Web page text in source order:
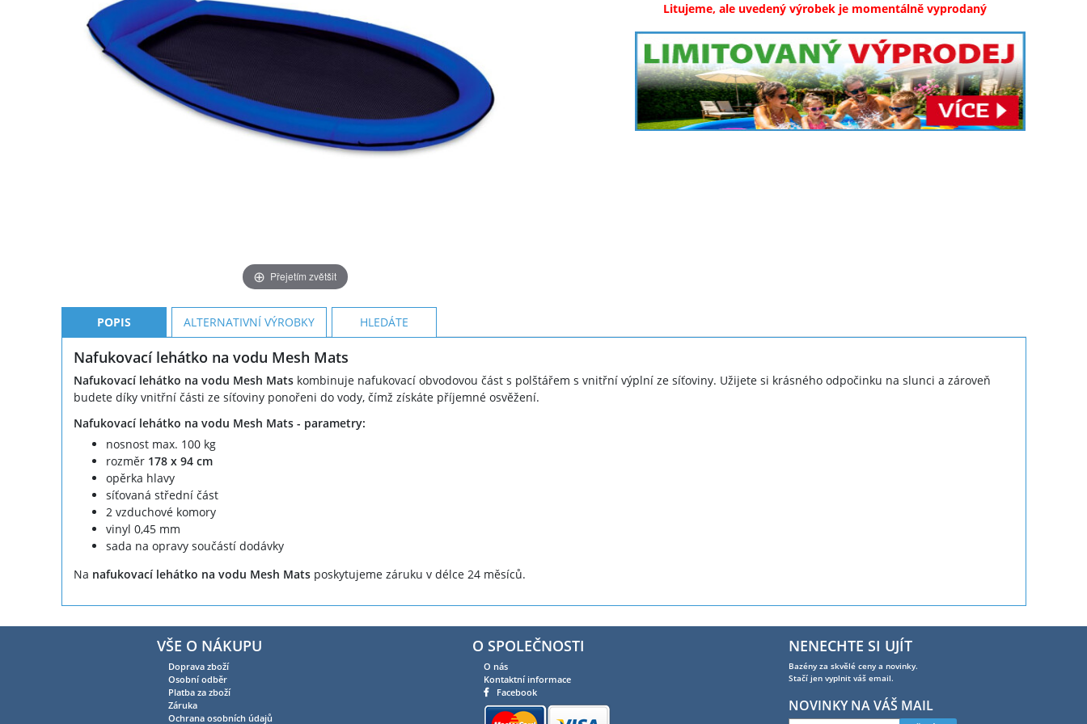
Přejetím zvětšit
Litujeme, ale uvedený výrobek je momentálně vyprodaný
POPIS ALTERNATIVNÍ VÝROBKY HLEDÁTE
Nafukovací lehátko na vodu Mesh Mats
Nafukovací lehátko na vodu Mesh Matskombinuje nafukovací obvodovou část s polštářem s vnitřní výplní ze síťoviny. Užijete si krásného odpočinku na slunci a zároveň
budete díky vnitřní části ze síťoviny ponořeni do vody, čímž získáte příjemné osvěžení.
Nafukovací lehátko na vodu Mesh Mats - parametry:
nosnost max. 100 kg
rozměr 178 x 94 cm
opěrka hlavy
síťovaná střední část
2 vzduchové komory
vinyl 0,45 mm
sada na opravy součástí dodávky
Na nafukovací lehátko na vodu Mesh Matsposkytujeme záruku v délce 24 měsíců.
VŠE O NÁKUPU
Doprava zboží
Osobní odběr
Platba za zboží
Záruka
Ochrana osobních údajů
O SPOLEČNOSTI
O nás
Kontaktní informace
Facebook
NENECHTE SI UJÍT
Bazény za skvělé ceny a novinky.
Stačí jen vyplnit váš email.
NOVINKY NA VÁŠ MAIL